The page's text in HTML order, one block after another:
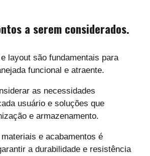
a serem considerados.
layout são fundamentais para
funcional e atraente.
as necessidades
usuário e soluções que
e armazenamento.
e acabamentos é
a durabilidade e resistência